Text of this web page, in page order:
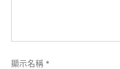
顯示名稱 *